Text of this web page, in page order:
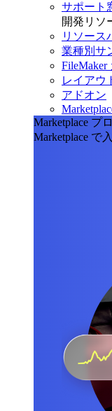
サポート
開発リソ
リソース
業種別サ
レイアウ
アドオン
Marketplace プ
Marketplace で